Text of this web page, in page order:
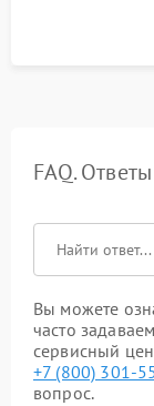
шпульки.
FAQ.
Вы можете
часто
сервисный
+7 (800) 301-
вопрос.